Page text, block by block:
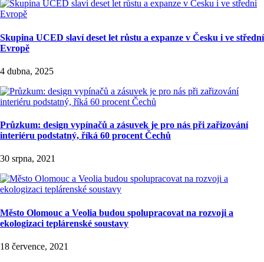
Skupina UCED slaví deset let růstu a expanze v Česku i ve střední
Evropě
4 dubna, 2025
Průzkum: design vypínačů a zásuvek je pro nás při zařizování
interiéru podstatný, říká 60 procent Čechů
30 srpna, 2021
Město Olomouc a Veolia budou spolupracovat na rozvoji a
ekologizaci teplárenské soustavy
18 července, 2021